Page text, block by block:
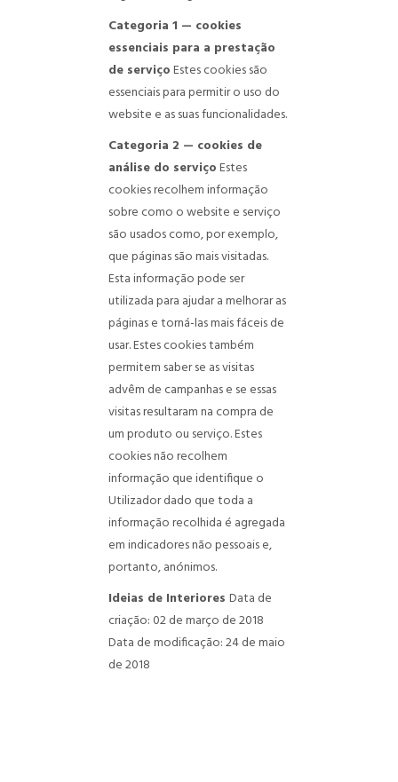
Categoria 1 — cookies
essenciais para a prestação
de serviçoEstes cookies são
essenciais para permitir o uso do
website e as suas funcionalidades.
Categoria 2 — cookies de
análise do serviçoEstes
cookies recolhem informação
sobre como o website e serviço
são usados como, por exemplo,
que páginas são mais visitadas.
Esta informação pode ser
utilizada para ajudar a melhorar as
páginas e torná-las mais fáceis de
usar. Estes cookies também
permitem saber se as visitas
advêm de campanhas e se essas
visitas resultaram na compra de
um produto ou serviço. Estes
cookies não recolhem
informação que identifique o
Utilizador dado que toda a
informação recolhida é agregada
em indicadores não pessoais e,
portanto, anónimos.
Ideias de Interiores Data de
criação: 02 de março de 2018
Data de modificação: 24 de maio
de 2018